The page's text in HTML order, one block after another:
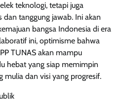
teknologi, tetapi juga
tanggung jawab. Ini akan
bangsa Indonesia di era
ini, optimisme bahwa
TUNAS akan mampu
hebat yang siap memimpin
mulia dan visi yang progresif.